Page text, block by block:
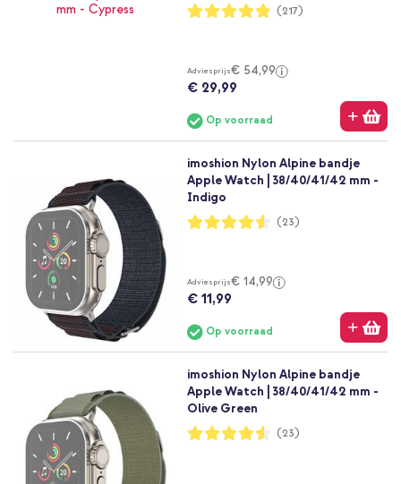
Waardering:
97%
(217)
Adviesprijs€ 54,99
€ 29,99
Op voorraad
imoshion Nylon Alpine bandje
Apple Watch | 38/40/41/42 mm -
Indigo
Waardering:
91%
(23)
Adviesprijs€ 14,99
€ 11,99
Op voorraad
imoshion Nylon Alpine bandje
Apple Watch | 38/40/41/42 mm -
Olive Green
Waardering:
91%
(23)